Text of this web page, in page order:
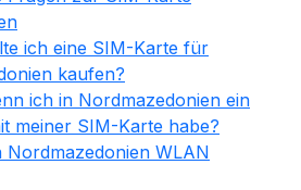
ich eine SIM-Karte für
kaufen?
ich in Nordmazedonien ein
meiner SIM-Karte habe?
Nordmazedonien WLAN